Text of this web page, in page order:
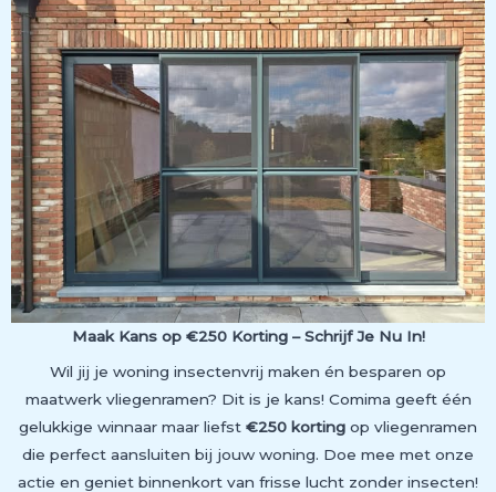
Maak Kans op €250 Korting – Schrijf Je Nu In!
Wil jij je woning insectenvrij maken én besparen op
maatwerk vliegenramen? Dit is je kans! Comima geeft één
gelukkige winnaar maar liefst €250 korting op vliegenramen
die perfect aansluiten bij jouw woning. Doe mee met onze
actie en geniet binnenkort van frisse lucht zonder insecten!